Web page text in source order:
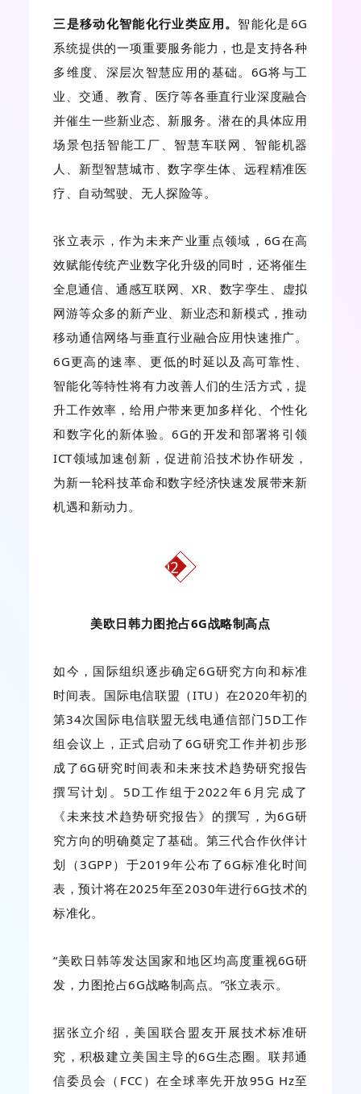
三是移动化智能化行业类应用。 智能化是6G
系统提供的一项重要服务能力，也是支持各种
多维度、深层次智慧应用的基础。6G将与工
业、交通、教育、医疗等各垂直行业深度融合
并催生一些新业态、新服务。潜在的具体应用
场景包括智能工厂、智慧车联网、智能机器
人、新型智慧城市、数字孪生体、远程精准医
疗、自动驾驶、无人探险等。
张立表示，作为未来产业重点领域，6G在高
效赋能传统产业数字化升级的同时，还将催生
全息通信、通感互联网、XR、数字孪生、虚拟
网游等众多的新产业、新业态和新模式，推动
移动通信网络与垂直行业融合应用快速推广。
6G更高的速率、更低的时延以及高可靠性、
智能化等特性将有力改善人们的生活方式，提
升工作效率，给用户带来更加多样化、个性化
和数字化的新体验。6G的开发和部署将引领
ICT领域加速创新，促进前沿技术协作研发，
为新一轮科技革命和数字经济快速发展带来新
机遇和新动力。
02
美欧日韩力图抢占6G战略制高点
如今，国际组织逐步确定6G研究方向和标准
时间表。国际电信联盟（ITU）在2020年初的
第34次国际电信联盟无线电通信部门5D工作
组会议上，正式启动了6G研究工作并初步形
成了6G研究时间表和未来技术趋势研究报告
撰写计划。5D工作组于2022年6月完成了
《未来技术趋势研究报告》的撰写，为6G研
究方向的明确奠定了基础。第三代合作伙伴计
划（3GPP）于2019年公布了6G标准化时间
表，预计将在2025年至2030年进行6G技术的
标准化。
“美欧日韩等发达国家和地区均高度重视6G研
发，力图抢占6G战略制高点。”张立表示。
据张立介绍，美国联合盟友开展技术标准研
究，积极建立美国主导的6G生态圈。联邦通
信委员会（FCC）在全球率先开放95G Hz至